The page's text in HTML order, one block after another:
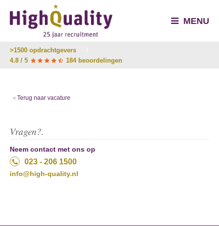
MENU
>1500 opdrachtgevers
4.8 / 5
184 beoordelingen
Terug naar vacature
Vragen?.
Neem contact met ons op
023 - 206 1500
info@high-quality.nl